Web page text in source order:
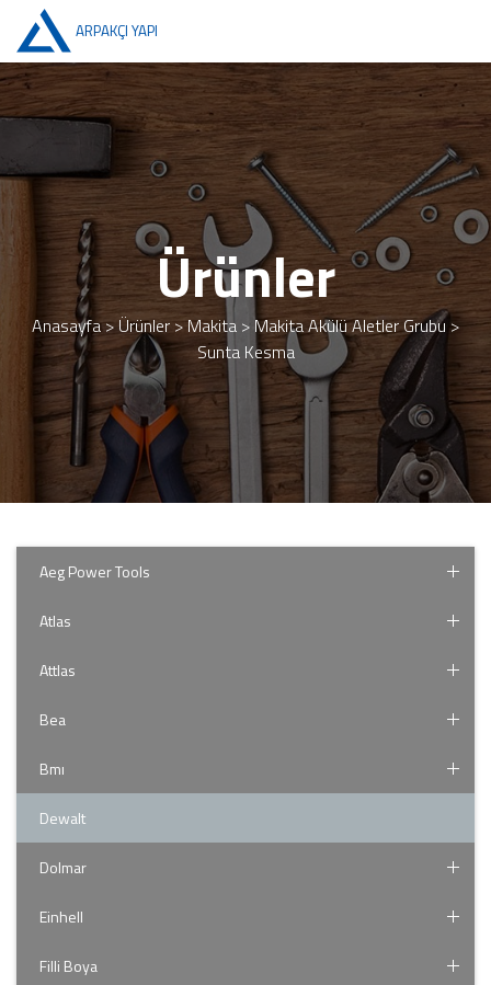
ARPAKÇI YAPI
Ürünler
Anasayfa>Ürünler >Makita > Makita Akülü Aletler Grubu>
Sunta Kesma
Aeg Power Tools
Atlas
Attlas
Bea
Bmı
Dewalt
Dolmar
Einhell
Filli Boya